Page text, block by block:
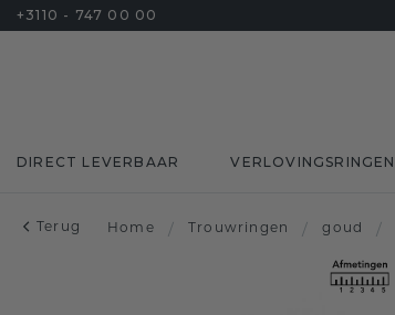
+3110 - 747 00 00
DIRECT LEVERBAAR VERLOVINGSRINGEN
Terug Home / Trouwringen / goud /